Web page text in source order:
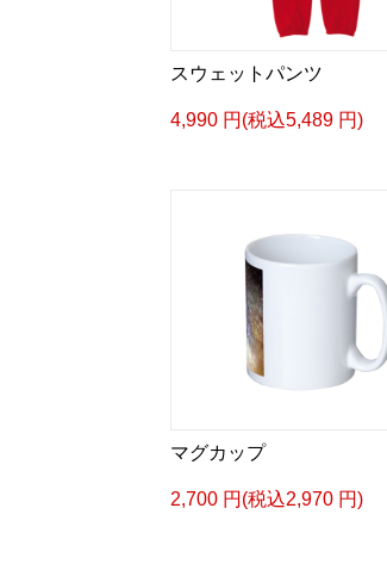
スウェットパンツ
4,990 円(税込5,489 円)
マグカップ
2,700 円(税込2,970 円)